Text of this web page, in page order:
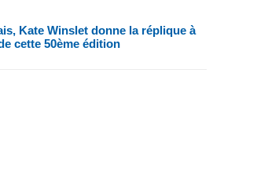
Kate Winslet donne la réplique à
cette 50ème édition